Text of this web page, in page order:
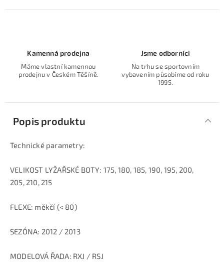
Kamenná prodejna
Máme vlastní kamennou
prodejnu v Českém Těšíně.
Jsme odborníci
Na trhu se sportovním
vybavením působíme od roku
1995.
Popis produktu
Technické parametry:
VELIKOST LYŽAŘSKÉ BOTY: 175, 180, 185, 190, 195, 200,
205, 210, 215
FLEXE: měkčí (< 80)
SEZÓNA: 2012 / 2013
MODELOVÁ ŘADA: RXJ / RSJ